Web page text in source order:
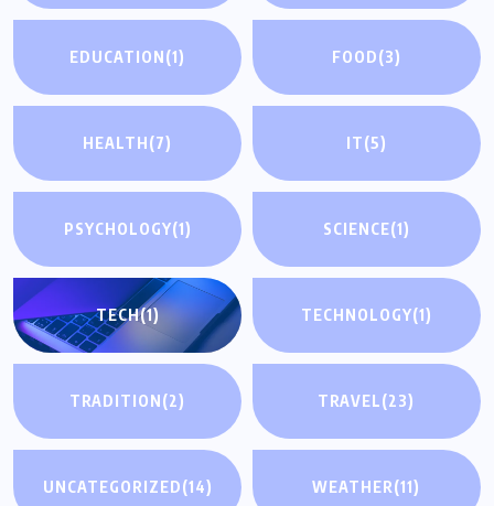
EDUCATION(1) FOOD(3)
HEALTH(7) IT(5)
PSYCHOLOGY(1) SCIENCE(1)
TECH(1) TECHNOLOGY(1)
TRADITION(2) TRAVEL(23)
UNCATEGORIZED(14) WEATHER(11)